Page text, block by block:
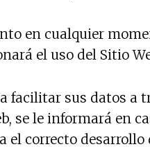
en cualquier
el uso del Sitio
facilitar sus datos
se le informará en
correcto desarrollo